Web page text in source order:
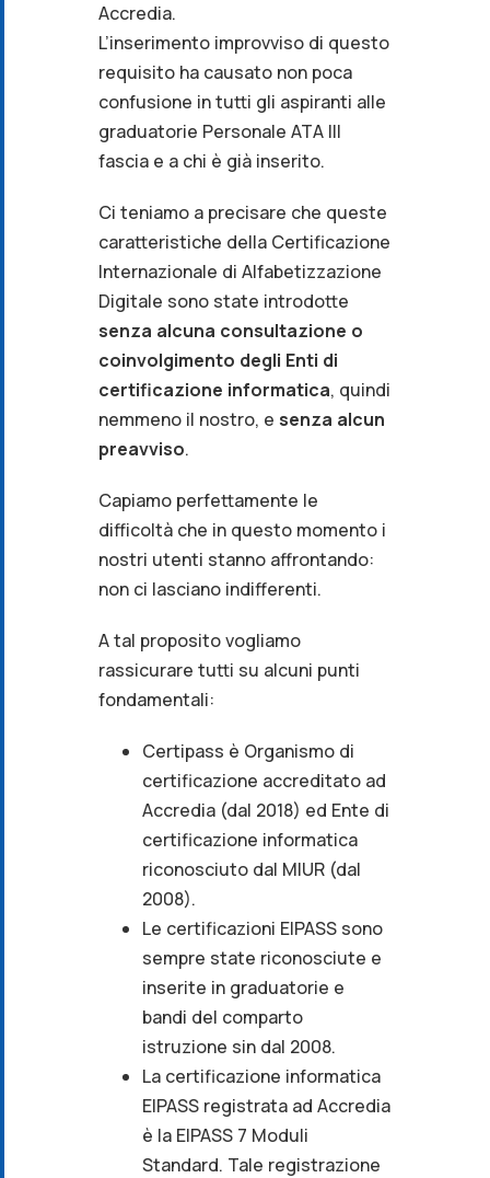
Accredia.
L’inserimento improvviso di questo
requisito ha causato non poca
confusione in tutti gli aspiranti alle
graduatorie Personale ATA III
fascia e a chi è già inserito.
Ci teniamo a precisare che queste
caratteristiche della Certificazione
Internazionale di Alfabetizzazione
Digitale sono state introdotte
senza alcuna consultazione o
coinvolgimento degli Enti di
certificazione informatica, quindi
nemmeno il nostro, e senza alcun
preavviso.
Capiamo perfettamente le
difficoltà che in questo momento i
nostri utenti stanno affrontando:
non ci lasciano indifferenti.
A tal proposito vogliamo
rassicurare tutti su alcuni punti
fondamentali:
Certipass è Organismo di
certificazione accreditato ad
Accredia (dal 2018) ed Ente di
certificazione informatica
riconosciuto dal MIUR (dal
2008).
Le certificazioni EIPASS sono
sempre state riconosciute e
inserite in graduatorie e
bandi del comparto
istruzione sin dal 2008.
La certificazione informatica
EIPASS registrata ad Accredia
è la EIPASS 7 Moduli
Standard. Tale registrazione